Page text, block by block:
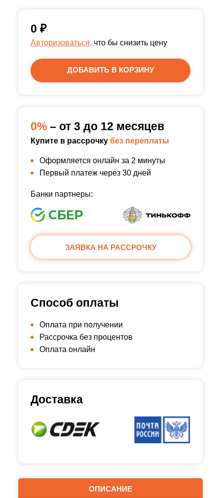
ОПИСАНИЕ
0 ₽
Авторизоваться, что бы снизить цену
ДОБАВИТЬ В КОРЗИНУ
0% – от 3 до 12 месяцев
Купите в рассрочку без переплаты
Оформляется онлайн за 2 минуты
Первый платеж через 30 дней
Банки партнеры:
ЗАЯВКА НА РАССРОЧКУ
Способ оплаты
Оплата при получении
Рассрочка без процентов
Оплата онлайн
Доставка